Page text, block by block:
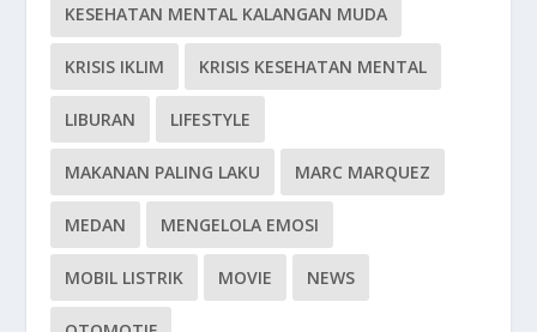
KESEHATAN MENTAL KALANGAN MUDA
KRISIS IKLIM KRISIS KESEHATAN MENTAL
LIBURAN LIFESTYLE
MAKANAN PALING LAKU MARC MARQUEZ
MEDAN MENGELOLA EMOSI
MOBIL LISTRIK MOVIE NEWS